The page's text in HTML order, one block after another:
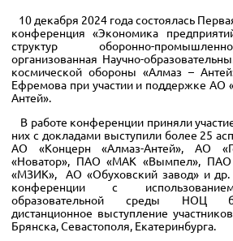
10 декабря 2024 года состоялась
конференция «Экономика
структур оборонно-
организованная Научно-
космической обороны «Алмаз –
Ефремова при участии и поддержке АО
Антей».
В работе конференции приняли
них с докладами выступили более 25
АО «Концерн «Алмаз-Антей», АО
«Новатор», ПАО «МАК «Вымпел»,
«МЗИК», АО «Обуховский завод» и
конференции с
образовательной среды НОЦ
дистанционное выступление
Брянска, Севастополя, Екатеринбурга.